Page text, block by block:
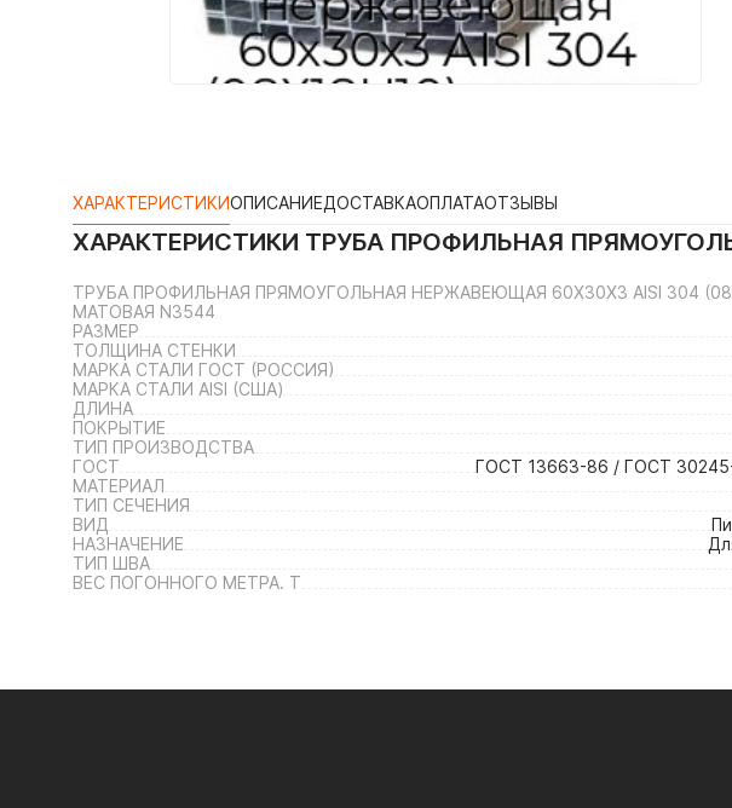
ХАРАКТЕРИСТИКИОПИСАНИЕДОСТАВКАОПЛАТАОТЗЫВЫ
ХАРАКТЕРИСТИКИ ТРУБА ПРОФИЛЬНАЯ
ТРУБА ПРОФИЛЬНАЯ ПРЯМОУГОЛЬНАЯ НЕРЖАВЕЮЩАЯ 60Х30Х3 AISI 304
МАТОВАЯ N3544
РАЗМЕР
ТОЛЩИНА СТЕНКИ
МАРКА СТАЛИ ГОСТ (РОССИЯ)
МАРКА СТАЛИ AISI (США)
ДЛИНА
ПОКРЫТИЕ
ТИП ПРОИЗВОДСТВА
ГОСТ
ГОСТ 13663-86 / ГОСТ
МАТЕРИАЛ
ТИП СЕЧЕНИЯ
ВИД
НАЗНАЧЕНИЕ
ТИП ШВА
ВЕС ПОГОННОГО МЕТРА. Т